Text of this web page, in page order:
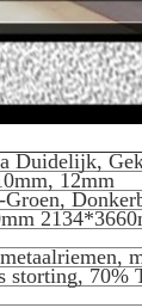
Duidelijk,
12mm
storting, 70%